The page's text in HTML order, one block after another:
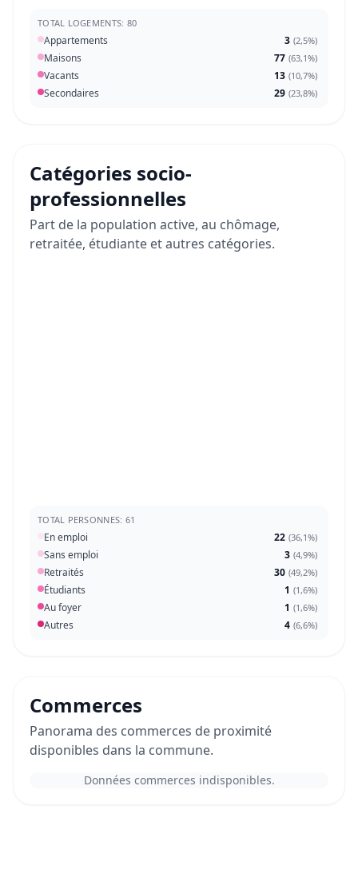
TOTAL LOGEMENTS: 80
Appartements 3 (2,5%)
Maisons 77 (63,1%)
Vacants 13 (10,7%)
Secondaires 29 (23,8%)
Catégories socio-
professionnelles
Part de la population active, au chômage,
retraitée, étudiante et autres catégories.
TOTAL PERSONNES: 61
En emploi 22 (36,1%)
Sans emploi 3 (4,9%)
Retraités 30 (49,2%)
Étudiants 1 (1,6%)
Au foyer 1 (1,6%)
Autres 4 (6,6%)
Commerces
Panorama des commerces de proximité
disponibles dans la commune.
Données commerces indisponibles.